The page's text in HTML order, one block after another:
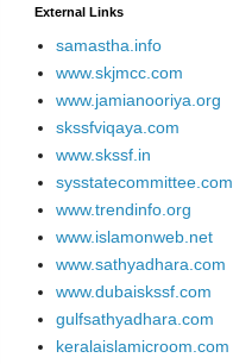
External ‎Links
samastha.info
www.skjmcc.com
www.jamianooriya.org
skssfviqaya.com
www.skssf.in
sysstatecommittee.com
www.trendinfo.org
www.islamonweb.net
www.sathyadhara.com
www.dubaiskssf.com
gulfsathyadhara.com
keralaislamicroom.com